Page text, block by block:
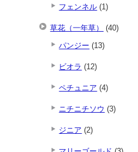
フェンネル (1)
草花（一年草）
(40)
パンジー (13)
ビオラ (12)
ペチュニア (4)
ニチニチソウ (3)
ジニア (2)